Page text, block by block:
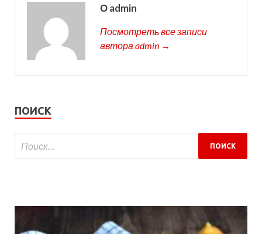
О admin
Посмотреть все записи
автора admin →
ПОИСК